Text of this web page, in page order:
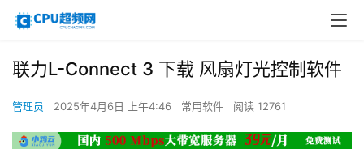
联力L-Connect 3 下载 风扇灯光控制软件
管理员 2025年4月6日 上午4:46 常用软件 阅读 12761